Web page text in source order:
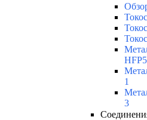
1
3